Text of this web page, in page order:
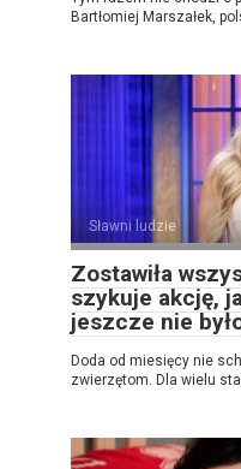
Bartłomiej Marszałek,
Sławni ludzie
Zostawiła
szykuje akcję,
jeszcze nie
Doda od miesięcy nie
zwierzętom. Dla wielu